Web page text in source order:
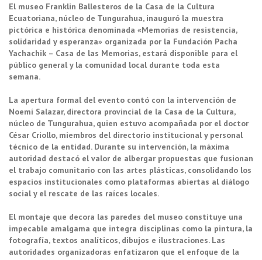
El museo Franklin Ballesteros de la Casa de la Cultura
Ecuatoriana, núcleo de Tungurahua, inauguró la muestra
pictórica e histórica denominada «Memorias de resistencia,
solidaridad y esperanza» organizada por la Fundación Pacha
Yachachik – Casa de las Memorias, estará disponible para el
público general y la comunidad local durante toda esta
semana.
La apertura formal del evento contó con la intervención de
Noemí Salazar, directora provincial de la Casa de la Cultura,
núcleo de Tungurahua, quien estuvo acompañada por el doctor
César Criollo, miembros del directorio institucional y personal
técnico de la entidad. Durante su intervención, la máxima
autoridad destacó el valor de albergar propuestas que fusionan
el trabajo comunitario con las artes plásticas, consolidando los
espacios institucionales como plataformas abiertas al diálogo
social y el rescate de las raíces locales.
El montaje que decora las paredes del museo constituye una
impecable amalgama que integra disciplinas como la pintura, la
fotografía, textos analíticos, dibujos e ilustraciones. Las
autoridades organizadoras enfatizaron que el enfoque de la